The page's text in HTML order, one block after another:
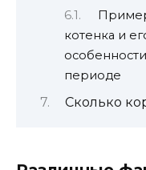
котенка и
периоде
Сколько